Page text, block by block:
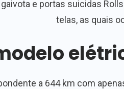
e portas suicidas
telas, as quais
a 644 km com